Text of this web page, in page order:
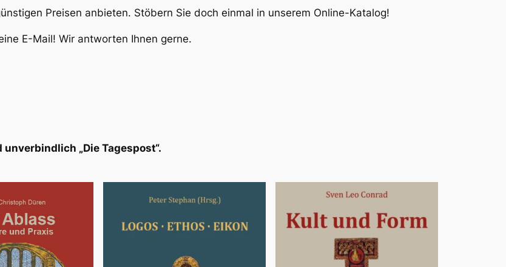
Preisen anbieten. Stöbern Sie doch einmal in unserem Online-Katalog!
E-Mail! Wir antworten Ihnen gerne.
„Die Tagespost“.